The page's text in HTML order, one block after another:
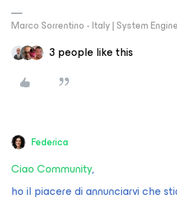
Marco Sorrentino - Italy | System
3 people like this
Federica
Ciao Community,
ho il piacere di annunciarvi che